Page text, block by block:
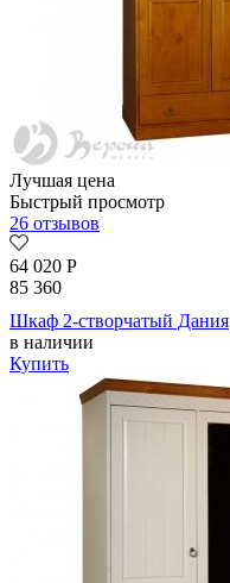
Лучшая цена
Быстрый просмотр
26 отзывов
64 020 Р
85 360
Шкаф 2-створчатый Дания
в наличии
Купить